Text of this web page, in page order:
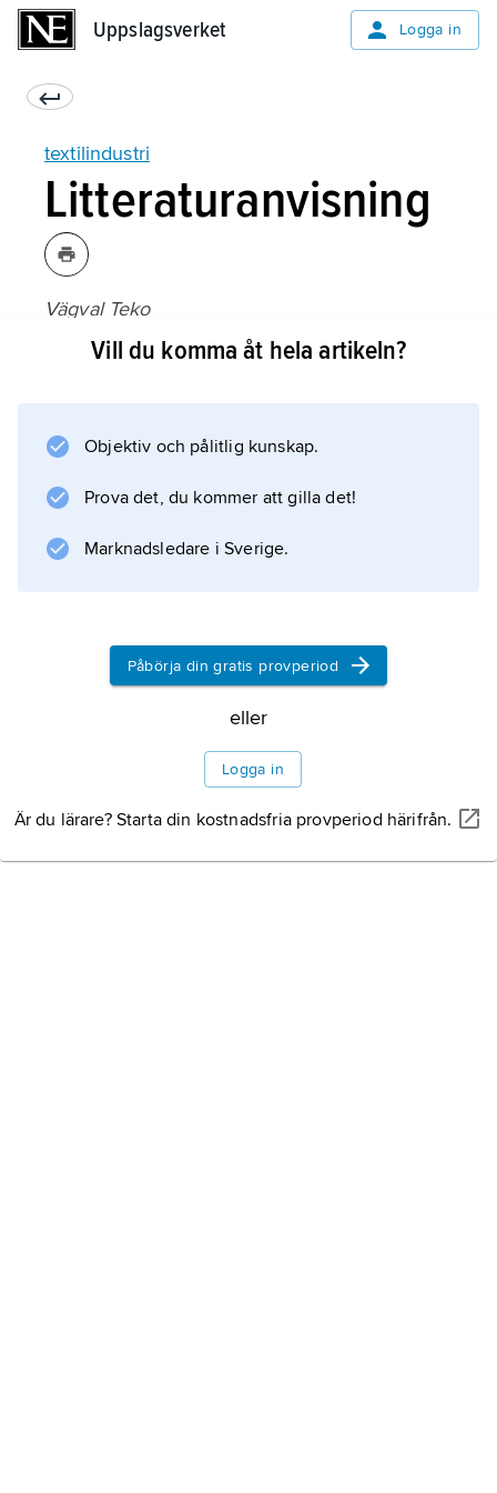
Uppslagsverket Logga in
textilindustri
Litteraturanvisning
Vägval Teko
, utgiven av Statens industriverk (1991);
Information om artikeln
Vill du komma åt hela artikeln?
Objektiv och pålitlig kunskap.
Prova det, du kommer att gilla det!
Marknadsledare i Sverige.
Påbörja din gratis provperiod
eller
Logga in
Är du lärare? Starta din kostnadsfria provperiod härifrån.